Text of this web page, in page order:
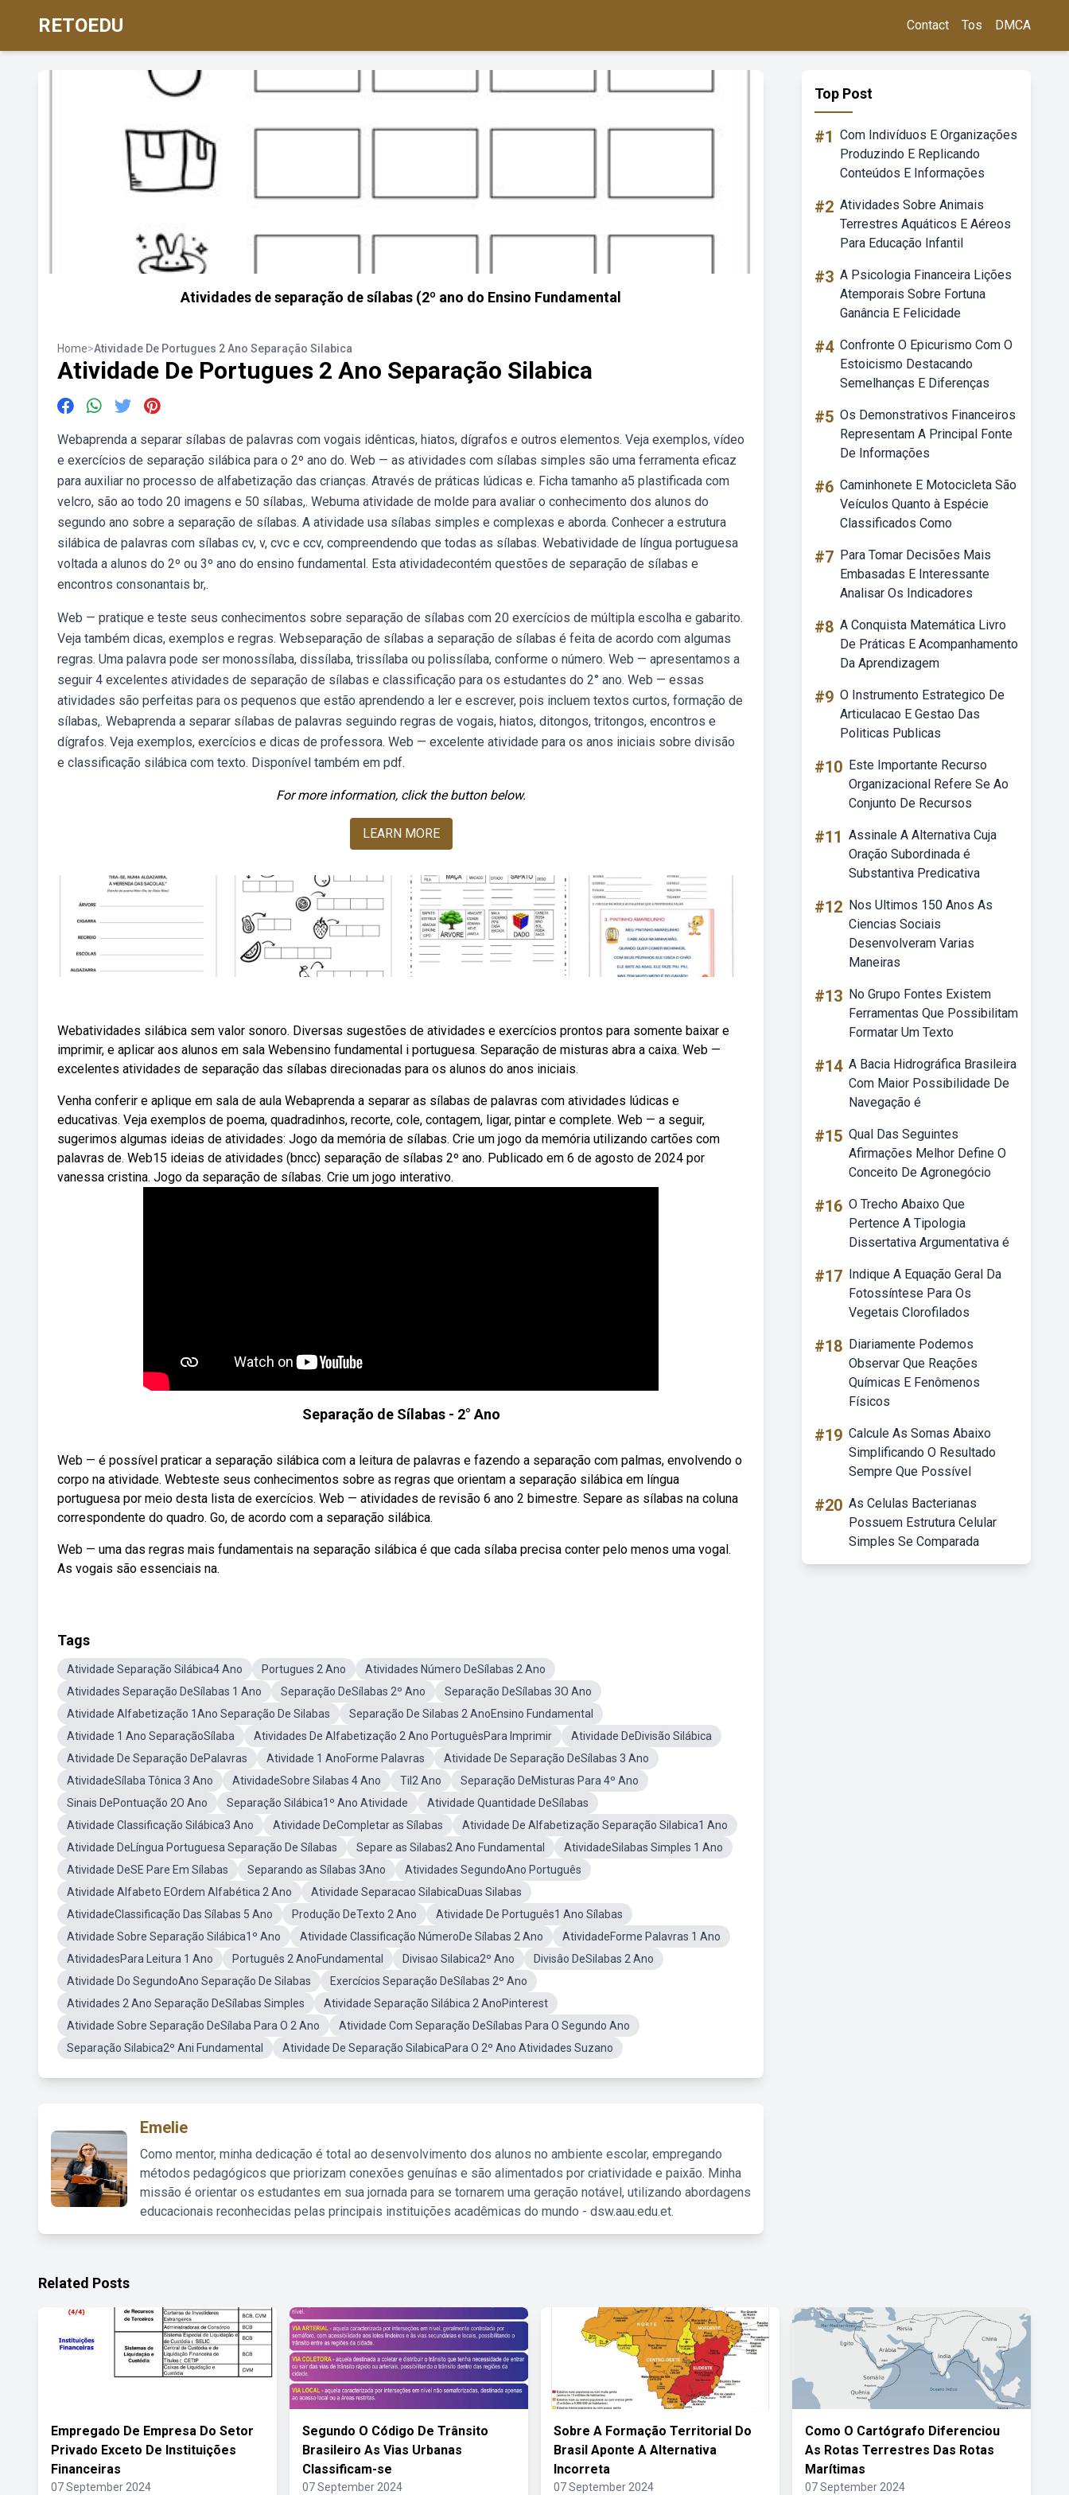
RETOEDU Contact Tos DMCA
Atividades de separação de sílabas (2º ano do Ensino Fundamental
Home>Atividade De Portugues 2 Ano Separação Silabica
Atividade De Portugues 2 Ano Separação Silabica
Webaprenda a separar sílabas de palavras com vogais idênticas, hiatos, dígrafos e outros elementos. Veja exemplos, vídeo
e exercícios de separação silábica para o 2º ano do. Web — as atividades com sílabas simples são uma ferramenta eficaz
para auxiliar no processo de alfabetização das crianças. Através de práticas lúdicas e. Ficha tamanho a5 plastificada com
velcro, são ao todo 20 imagens e 50 sílabas,. Webuma atividade de molde para avaliar o conhecimento dos alunos do
segundo ano sobre a separação de sílabas. A atividade usa sílabas simples e complexas e aborda. Conhecer a estrutura
silábica de palavras com sílabas cv, v, cvc e ccv, compreendendo que todas as sílabas. Webatividade de língua portuguesa
voltada a alunos do 2º ou 3º ano do ensino fundamental. Esta atividadecontém questões de separação de sílabas e
encontros consonantais br,.
Web — pratique e teste seus conhecimentos sobre separação de sílabas com 20 exercícios de múltipla escolha e gabarito.
Veja também dicas, exemplos e regras. Webseparação de sílabas a separação de sílabas é feita de acordo com algumas
regras. Uma palavra pode ser monossílaba, dissílaba, trissílaba ou polissílaba, conforme o número. Web — apresentamos a
seguir 4 excelentes atividades de separação de sílabas e classificação para os estudantes do 2° ano. Web — essas
atividades são perfeitas para os pequenos que estão aprendendo a ler e escrever, pois incluem textos curtos, formação de
sílabas,. Webaprenda a separar sílabas de palavras seguindo regras de vogais, hiatos, ditongos, tritongos, encontros e
dígrafos. Veja exemplos, exercícios e dicas de professora. Web — excelente atividade para os anos iniciais sobre divisão
e classificação silábica com texto. Disponível também em pdf.
For more information, click the button below.
LEARN MORE
Webatividades silábica sem valor sonoro. Diversas sugestões de atividades e exercícios prontos para somente baixar e
imprimir, e aplicar aos alunos em sala Webensino fundamental i portuguesa. Separação de misturas abra a caixa. Web —
excelentes atividades de separação das sílabas direcionadas para os alunos do anos iniciais.
Venha conferir e aplique em sala de aula Webaprenda a separar as sílabas de palavras com atividades lúdicas e
educativas. Veja exemplos de poema, quadradinhos, recorte, cole, contagem, ligar, pintar e complete. Web — a seguir,
sugerimos algumas ideias de atividades: Jogo da memória de sílabas. Crie um jogo da memória utilizando cartões com
palavras de. Web15 ideias de atividades (bncc) separação de sílabas 2º ano. Publicado em 6 de agosto de 2024 por
vanessa cristina. Jogo da separação de sílabas. Crie um jogo interativo.
Separação de Sílabas - 2° Ano
Web — é possível praticar a separação silábica com a leitura de palavras e fazendo a separação com palmas, envolvendo o
corpo na atividade. Webteste seus conhecimentos sobre as regras que orientam a separação silábica em língua
portuguesa por meio desta lista de exercícios. Web — atividades de revisão 6 ano 2 bimestre. Separe as sílabas na coluna
correspondente do quadro. Go, de acordo com a separação silábica.
Web — uma das regras mais fundamentais na separação silábica é que cada sílaba precisa conter pelo menos uma vogal.
As vogais são essenciais na.
Tags
Atividade Separação Silábica4 Ano Portugues 2 Ano
Atividades Número DeSílabas 2 Ano
Atividades Separação DeSílabas 1 Ano
Separação DeSílabas 2º Ano
Separação DeSílabas 3O Ano
Atividade Alfabetização 1Ano Separação De Silabas
Separação De Silabas 2 AnoEnsino Fundamental
Atividade 1 Ano SeparaçãoSílaba
Atividades De Alfabetização 2 Ano PortuguêsPara Imprimir
Atividade DeDivisão Silábica
Atividade De Separação DePalavras
Atividade 1 AnoForme Palavras
Atividade De Separação DeSílabas 3 Ano
AtividadeSílaba Tônica 3 Ano
AtividadeSobre Silabas 4 Ano Til2 Ano
Separação DeMisturas Para 4º Ano
Sinais DePontuação 2O Ano
Separação Silábica1º Ano Atividade
Atividade Quantidade DeSílabas
Atividade Classificação Silábica3 Ano
Atividade DeCompletar as Sílabas
Atividade De Alfabetização Separação Silabica1 Ano
Atividade DeLíngua Portuguesa Separação De Sílabas
Separe as Silabas2 Ano Fundamental
AtividadeSilabas Simples 1 Ano
Atividade DeSE Pare Em Sílabas
Separando as Sílabas 3Ano
Atividades SegundoAno Português
Atividade Alfabeto EOrdem Alfabética 2 Ano
Atividade Separacao SilabicaDuas Silabas
AtividadeClassificação Das Sílabas 5 Ano
Produção DeTexto 2 Ano
Atividade De Português1 Ano Sílabas
Atividade Sobre Separação Silábica1º Ano
Atividade Classificação NúmeroDe Sílabas 2 Ano
AtividadeForme Palavras 1 Ano
AtividadesPara Leitura 1 Ano
Português 2 AnoFundamental Divisao Silabica2º Ano
Divisâo DeSilabas 2 Ano
Atividade Do SegundoAno Separação De Silabas
Exercícios Separação DeSílabas 2º Ano
Atividades 2 Ano Separação DeSílabas Simples
Atividade Separação Silábica 2 AnoPinterest
Atividade Sobre Separação DeSílaba Para O 2 Ano
Atividade Com Separação DeSílabas Para O Segundo Ano
Separação Silabica2º Ani Fundamental
Atividade De Separação SilabicaPara O 2º Ano Atividades Suzano
Emelie
Como mentor, minha dedicação é total ao desenvolvimento dos alunos no ambiente escolar, empregando
métodos pedagógicos que priorizam conexões genuínas e são alimentados por criatividade e paixão. Minha
missão é orientar os estudantes em sua jornada para se tornarem uma geração notável, utilizando abordagens
educacionais reconhecidas pelas principais instituições acadêmicas do mundo - dsw.aau.edu.et.
Top Post
#1 Com Indivíduos E Organizações
Produzindo E Replicando
Conteúdos E Informações
#2 Atividades Sobre Animais
Terrestres Aquáticos E Aéreos
Para Educação Infantil
#3 A Psicologia Financeira Lições
Atemporais Sobre Fortuna
Ganância E Felicidade
#4 Confronte O Epicurismo Com O
Estoicismo Destacando
Semelhanças E Diferenças
#5 Os Demonstrativos Financeiros
Representam A Principal Fonte
De Informações
#6 Caminhonete E Motocicleta São
Veículos Quanto à Espécie
Classificados Como
#7 Para Tomar Decisões Mais
Embasadas E Interessante
Analisar Os Indicadores
#8 A Conquista Matemática Livro
De Práticas E Acompanhamento
Da Aprendizagem
#9 O Instrumento Estrategico De
Articulacao E Gestao Das
Politicas Publicas
#10 Este Importante Recurso
Organizacional Refere Se Ao
Conjunto De Recursos
#11 Assinale A Alternativa Cuja
Oração Subordinada é
Substantiva Predicativa
#12 Nos Ultimos 150 Anos As
Ciencias Sociais
Desenvolveram Varias
Maneiras
#13 No Grupo Fontes Existem
Ferramentas Que Possibilitam
Formatar Um Texto
#14 A Bacia Hidrográfica Brasileira
Com Maior Possibilidade De
Navegação é
#15 Qual Das Seguintes
Afirmações Melhor Define O
Conceito De Agronegócio
#16 O Trecho Abaixo Que
Pertence A Tipologia
Dissertativa Argumentativa é
#17 Indique A Equação Geral Da
Fotossíntese Para Os
Vegetais Clorofilados
#18 Diariamente Podemos
Observar Que Reações
Químicas E Fenômenos
Físicos
#19 Calcule As Somas Abaixo
Simplificando O Resultado
Sempre Que Possível
#20 As Celulas Bacterianas
Possuem Estrutura Celular
Simples Se Comparada
Related Posts
Empregado De Empresa Do Setor
Privado Exceto De Instituições
Financeiras
07 September 2024
Segundo O Código De Trânsito
Brasileiro As Vias Urbanas
Classificam-se
07 September 2024
Sobre A Formação Territorial Do
Brasil Aponte A Alternativa
Incorreta
07 September 2024
Como O Cartógrafo Diferenciou
As Rotas Terrestres Das Rotas
Marítimas
07 September 2024